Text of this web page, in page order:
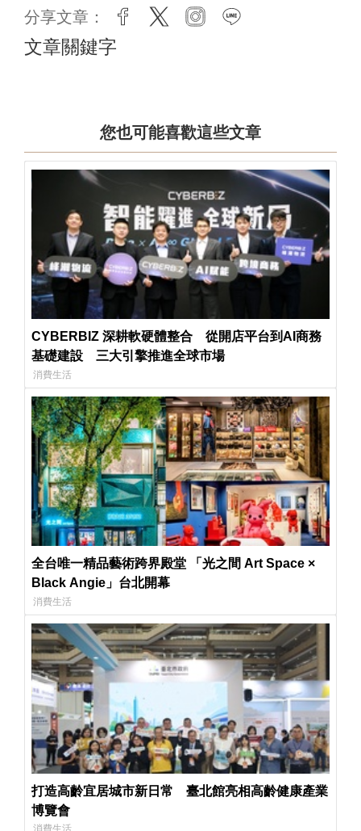
分享文章： facebook
twitter instagram
文章關鍵字
您也可能喜歡這些文章
CYBERBIZ 深耕軟硬體整合 從開店平台到AI商務
基礎建設 三大引擎推進全球市場
消費生活
全台唯一精品藝術跨界殿堂 「光之間 Art Space ×
Black Angie」台北開幕
消費生活
打造高齡宜居城市新日常 臺北館亮相高齡健康產業
博覽會